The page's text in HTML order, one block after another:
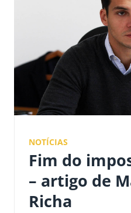
NOTÍCIAS
Fim do
– artigo de
Richa